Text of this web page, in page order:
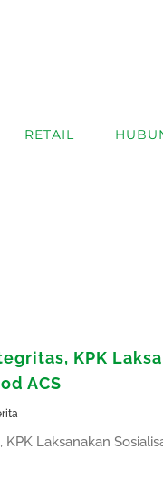
RETAIL
KPK
ACS
Laksanakan